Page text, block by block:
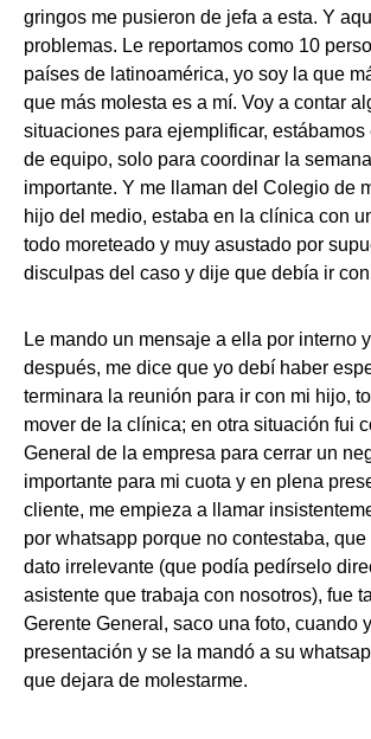
gringos me pusieron de jefa a esta. Y
problemas. Le reportamos como 10
países de latinoamérica, yo soy la que
que más molesta es a mí. Voy a contar
situaciones para ejemplificar, estábamos
de equipo, solo para coordinar la
importante. Y me llaman del Colegio de
hijo del medio, estaba en la clínica con
todo moreteado y muy asustado por
disculpas del caso y dije que debía ir
Le mando un mensaje a ella por interno
después, me dice que yo debí haber
terminara la reunión para ir con mi hijo,
mover de la clínica; en otra situación fui
General de la empresa para cerrar un
importante para mi cuota y en plena
cliente, me empieza a llamar
por whatsapp porque no contestaba,
dato irrelevante (que podía pedírselo
asistente que trabaja con nosotros), fue
Gerente General, saco una foto, cuando
presentación y se la mandó a su
que dejara de molestarme.